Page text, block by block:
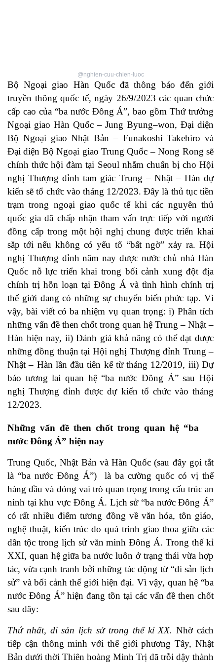
@nghien-cuu-chien-luoc
Bộ Ngoại giao Hàn Quốc đã thông báo đến giới
truyền thông quốc tế, ngày 26/9/2023 các quan chức
cấp cao của “ba nước Đông Á”, bao gồm Thứ trưởng
Ngoại giao Hàn Quốc – Jung Byung–won, Đại diện
Bộ Ngoại giao Nhật Bản – Funakoshi Takehiro và
Đại diện Bộ Ngoại giao Trung Quốc – Nong Rong sẽ
chính thức hội đàm tại Seoul nhằm chuẩn bị cho Hội
nghị Thượng đỉnh tam giác Trung – Nhật – Hàn dự
kiến sẽ tổ chức vào tháng 12/2023. Đây là thủ tục tiền
trạm trong ngoại giao quốc tế khi các nguyên thủ
quốc gia đã chấp nhận tham vấn trực tiếp với người
đồng cấp trong một hội nghị chung được triển khai
sắp tới nếu không có yếu tố “bất ngờ” xảy ra. Hội
nghị Thượng đỉnh năm nay được nước chủ nhà Hàn
Quốc nỗ lực triển khai trong bối cảnh xung đột địa
chính trị hỗn loạn tại Đông Á và tình hình chính trị
thế giới đang có những sự chuyển biến phức tạp. Vì
vậy, bài viết có ba nhiệm vụ quan trọng: i) Phân tích
những vấn đề then chốt trong quan hệ Trung – Nhật –
Hàn hiện nay, ii) Đánh giá khả năng có thể đạt được
những đồng thuận tại Hội nghị Thượng đỉnh Trung –
Nhật – Hàn lần đầu tiên kể từ tháng 12/2019, iii) Dự
báo tương lai quan hệ “ba nước Đông Á” sau Hội
nghị Thượng đỉnh được dự kiến tổ chức vào tháng
12/2023.
Những vấn đề then chốt trong quan hệ “ba
nước Đông Á” hiện nay
Trung Quốc, Nhật Bản và Hàn Quốc (sau đây gọi tắt
là “ba nước Đông Á”) là ba cường quốc có vị thế
hàng đầu và đóng vai trò quan trọng trong cấu trúc an
ninh tại khu vực Đông Á. Lịch sử “ba nước Đông Á”
có rất nhiều điểm tương đồng về văn hóa, tôn giáo,
nghệ thuật, kiến trúc do quá trình giao thoa giữa các
dân tộc trong lịch sử văn minh Đông Á. Trong thế kỉ
XXI, quan hệ giữa ba nước luôn ở trạng thái vừa hợp
tác, vừa cạnh tranh bởi những tác động từ “di sản lịch
sử” và bối cảnh thế giới hiện đại. Vì vậy, quan hệ “ba
nước Đông Á” hiện đang tồn tại các vấn đề then chốt
sau đây:
Thứ nhất, di sản lịch sử trong thế kỉ XX. Nhờ cách
tiếp cận thông minh với thế giới phương Tây, Nhật
Bản dưới thời Thiên hoàng Minh Trị đã trỗi dậy thành